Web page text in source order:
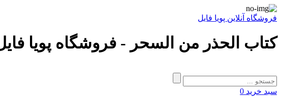
فروشگاه آنلاین پویا فایل
کتاب الحذر من السحر - فروشگاه پویا
سبد خرید 0